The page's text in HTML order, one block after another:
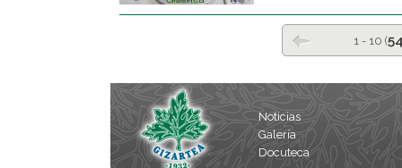
1 - 10 (
Noticias
Galería
Docuteca